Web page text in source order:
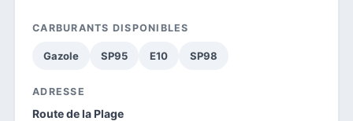
CARBURANTS DISPONIBLES
Gazole SP95 E10 SP98
ADRESSE
Route de la Plage